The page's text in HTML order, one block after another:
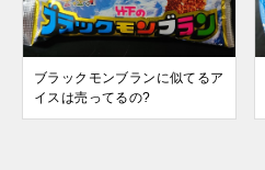
ブラックモンブランに似てるア
イスは売ってるの?